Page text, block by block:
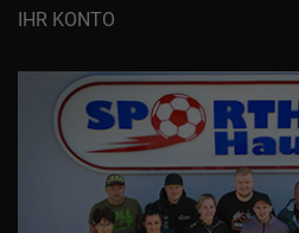
IHR KONTO